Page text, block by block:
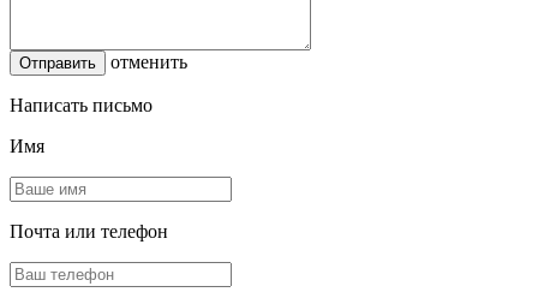
отменить
Написать письмо
Имя
Почта или телефон